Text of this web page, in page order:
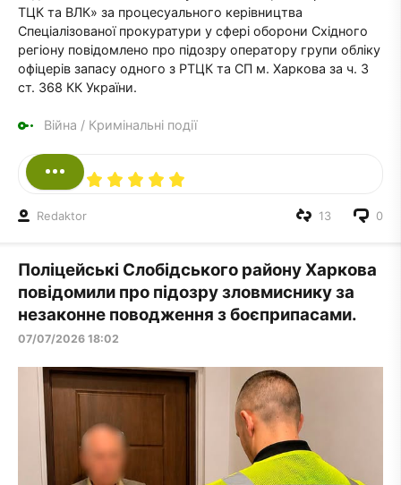
ТЦК та ВЛК» за процесуального керівництва
Спеціалізованої прокуратури у сфері оборони Східного
регіону повідомлено про підозру оператору групи обліку
офіцерів запасу одного з РТЦК та СП м. Харкова за ч. 3
ст. 368 КК України.
Війна / Кримінальні події
Redaktor 0
13
Поліцейські Слобідського району Харкова
повідомили про підозру зловмиснику за
незаконне поводження з боєприпасами.
07/07/2026 18:02